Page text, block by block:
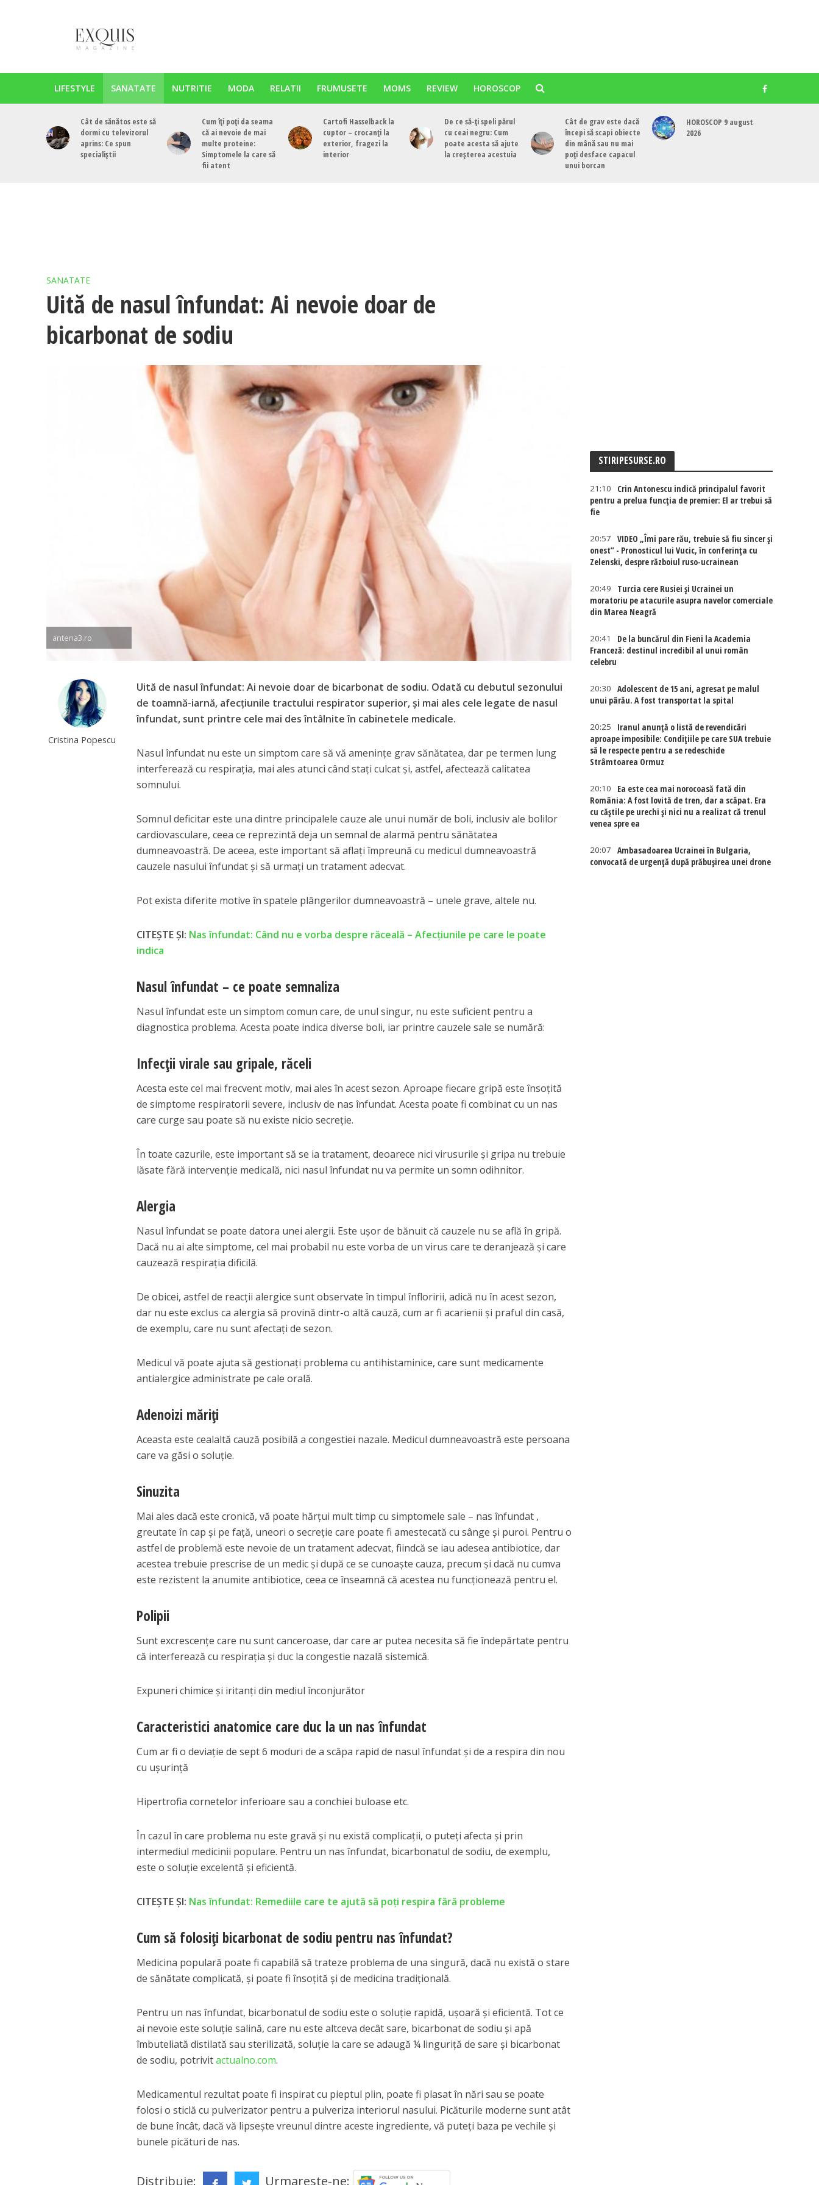
LIFESTYLE SANATATE NUTRITIE MODA RELATII FRUMUSETE MOMS REVIEW HOROSCOP
Cât de sănătos este să
dormi cu televizorul
aprins: Ce spun
specialiștii
Cum îți poți da seama
că ai nevoie de mai
multe proteine:
Simptomele la care să
fii atent
Cartofi Hasselback la
cuptor – crocanți la
exterior, fragezi la
interior
De ce să-ți speli părul
cu ceai negru: Cum
poate acesta să ajute
la creșterea acestuia
Cât de grav este dacă
începi să scapi obiecte
din mână sau nu mai
poți desface capacul
unui borcan
HOROSCOP 9 august
2026
SANATATE
Uită de nasul înfundat: Ai nevoie doar de
bicarbonat de sodiu
antena3.ro
Cristina Popescu
Uită de nasul înfundat: Ai nevoie doar de bicarbonat de sodiu. Odată cu debutul sezonului
de toamnă-iarnă, afecțiunile tractului respirator superior, și mai ales cele legate de nasul
înfundat, sunt printre cele mai des întâlnite în cabinetele medicale.
Nasul înfundat nu este un simptom care să vă amenințe grav sănătatea, dar pe termen lung
interferează cu respirația, mai ales atunci când stați culcat și, astfel, afectează calitatea
somnului.
Somnul deficitar este una dintre principalele cauze ale unui număr de boli, inclusiv ale bolilor
cardiovasculare, ceea ce reprezintă deja un semnal de alarmă pentru sănătatea
dumneavoastră. De aceea, este important să aflați împreună cu medicul dumneavoastră
cauzele nasului înfundat și să urmați un tratament adecvat.
Pot exista diferite motive în spatele plângerilor dumneavoastră – unele grave, altele nu.
CITEȘTE ȘI: Nas înfundat: Când nu e vorba despre răceală – Afecțiunile pe care le poate
indica
Nasul înfundat – ce poate semnaliza
Nasul înfundat este un simptom comun care, de unul singur, nu este suficient pentru a
diagnostica problema. Acesta poate indica diverse boli, iar printre cauzele sale se numără:
Infecții virale sau gripale, răceli
Acesta este cel mai frecvent motiv, mai ales în acest sezon. Aproape fiecare gripă este însoțită
de simptome respiratorii severe, inclusiv de nas înfundat. Acesta poate fi combinat cu un nas
care curge sau poate să nu existe nicio secreție.
În toate cazurile, este important să se ia tratament, deoarece nici virusurile și gripa nu trebuie
lăsate fără intervenție medicală, nici nasul înfundat nu va permite un somn odihnitor.
Alergia
Nasul înfundat se poate datora unei alergii. Este ușor de bănuit că cauzele nu se află în gripă.
Dacă nu ai alte simptome, cel mai probabil nu este vorba de un virus care te deranjează și care
cauzează respirația dificilă.
De obicei, astfel de reacții alergice sunt observate în timpul înfloririi, adică nu în acest sezon,
dar nu este exclus ca alergia să provină dintr-o altă cauză, cum ar fi acarienii și praful din casă,
de exemplu, care nu sunt afectați de sezon.
Medicul vă poate ajuta să gestionați problema cu antihistaminice, care sunt medicamente
antialergice administrate pe cale orală.
Adenoizi măriți
Aceasta este cealaltă cauză posibilă a congestiei nazale. Medicul dumneavoastră este persoana
care va găsi o soluție.
Sinuzita
Mai ales dacă este cronică, vă poate hărțui mult timp cu simptomele sale – nas înfundat ,
greutate în cap și pe față, uneori o secreție care poate fi amestecată cu sânge și puroi. Pentru o
astfel de problemă este nevoie de un tratament adecvat, fiindcă se iau adesea antibiotice, dar
acestea trebuie prescrise de un medic și după ce se cunoaște cauza, precum și dacă nu cumva
este rezistent la anumite antibiotice, ceea ce înseamnă că acestea nu funcționează pentru el.
Polipii
Sunt excrescențe care nu sunt canceroase, dar care ar putea necesita să fie îndepărtate pentru
că interferează cu respirația și duc la congestie nazală sistemică.
Expuneri chimice și iritanți din mediul înconjurător
Caracteristici anatomice care duc la un nas înfundat
Cum ar fi o deviație de sept 6 moduri de a scăpa rapid de nasul înfundat și de a respira din nou
cu ușurință
Hipertrofia cornetelor inferioare sau a conchiei buloase etc.
În cazul în care problema nu este gravă și nu există complicații, o puteți afecta și prin
intermediul medicinii populare. Pentru un nas înfundat, bicarbonatul de sodiu, de exemplu,
este o soluție excelentă și eficientă.
CITEȘTE ȘI: Nas înfundat: Remediile care te ajută să poți respira fără probleme
Cum să folosiți bicarbonat de sodiu pentru nas înfundat?
Medicina populară poate fi capabilă să trateze problema de una singură, dacă nu există o stare
de sănătate complicată, și poate fi însoțită și de medicina tradițională.
Pentru un nas înfundat, bicarbonatul de sodiu este o soluție rapidă, ușoară și eficientă. Tot ce
ai nevoie este soluție salină, care nu este altceva decât sare, bicarbonat de sodiu și apă
îmbuteliată distilată sau sterilizată, soluție la care se adaugă ¼ linguriță de sare și bicarbonat
de sodiu, potrivitactualno.com.
Medicamentul rezultat poate fi inspirat cu pieptul plin, poate fi plasat în nări sau se poate
folosi o sticlă cu pulverizator pentru a pulveriza interiorul nasului. Picăturile moderne sunt atât
de bune încât, dacă vă lipsește vreunul dintre aceste ingrediente, vă puteți baza pe vechile și
bunele picături de nas.
Distribuie: Urmareste-ne:
STIRIPESURSE.RO
21:10
Crin Antonescu indică principalul favorit
pentru a prelua funcția de premier: El ar trebui să
fie
20:57
VIDEO „Îmi pare rău, trebuie să fiu sincer și
onest” - Pronosticul lui Vucic, în conferința cu
Zelenski, despre războiul ruso-ucrainean
20:49
Turcia cere Rusiei și Ucrainei un
moratoriu pe atacurile asupra navelor comerciale
din Marea Neagră
20:41
De la buncărul din Fieni la Academia
Franceză: destinul incredibil al unui român
celebru
20:30
Adolescent de 15 ani, agresat pe malul
unui pârău. A fost transportat la spital
20:25
Iranul anunță o listă de revendicări
aproape imposibile: Condițiile pe care SUA trebuie
să le respecte pentru a se redeschide
Strâmtoarea Ormuz
20:10
Ea este cea mai norocoasă fată din
România: A fost lovită de tren, dar a scăpat. Era
cu căștile pe urechi și nici nu a realizat că trenul
venea spre ea
20:07
Ambasadoarea Ucrainei în Bulgaria,
convocată de urgență după prăbușirea unei drone